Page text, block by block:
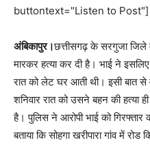
buttontext="Listen to Post"]
अंबिकापुर।छत्तीसगढ़ के सरगुजा जिले
मारकर हत्या कर दी है। भाई ने
रात को लेट घर आती थी। इसी बात से
शनिवार रात को उसने बहन की हत्या
है। पुलिस ने आरोपी भाई को
बताया कि सोहगा खरीपारा गांव में